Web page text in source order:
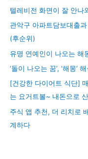
텔레비전 화면이 잘 안나
관악구 아파트담보대출
(후순위)
유명 연예인이 나오는 해
‘돌이 나오는 꿈’, ‘해몽’ 해
[건강한 다이어트 식단]
는 요거트볼~ 내돈으로
주식 앱 추천, 더 리치로
계하다